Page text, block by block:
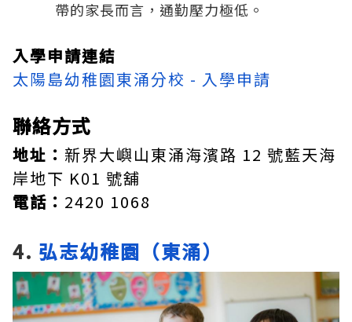
帶的家長而言，通勤壓力極低。
入學申請連結
太陽島幼稚園東涌分校 - 入學申請
聯絡方式
地址： 新界大嶼山東涌海濱路 12 號藍天海
岸地下 K01 號舖
電話： 2420 1068
4. 弘志幼稚園（東涌）